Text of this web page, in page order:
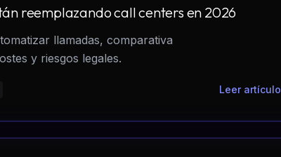
reemplazando call centers en 2026
llamadas, comparativa
y riesgos legales.
Leer artículo